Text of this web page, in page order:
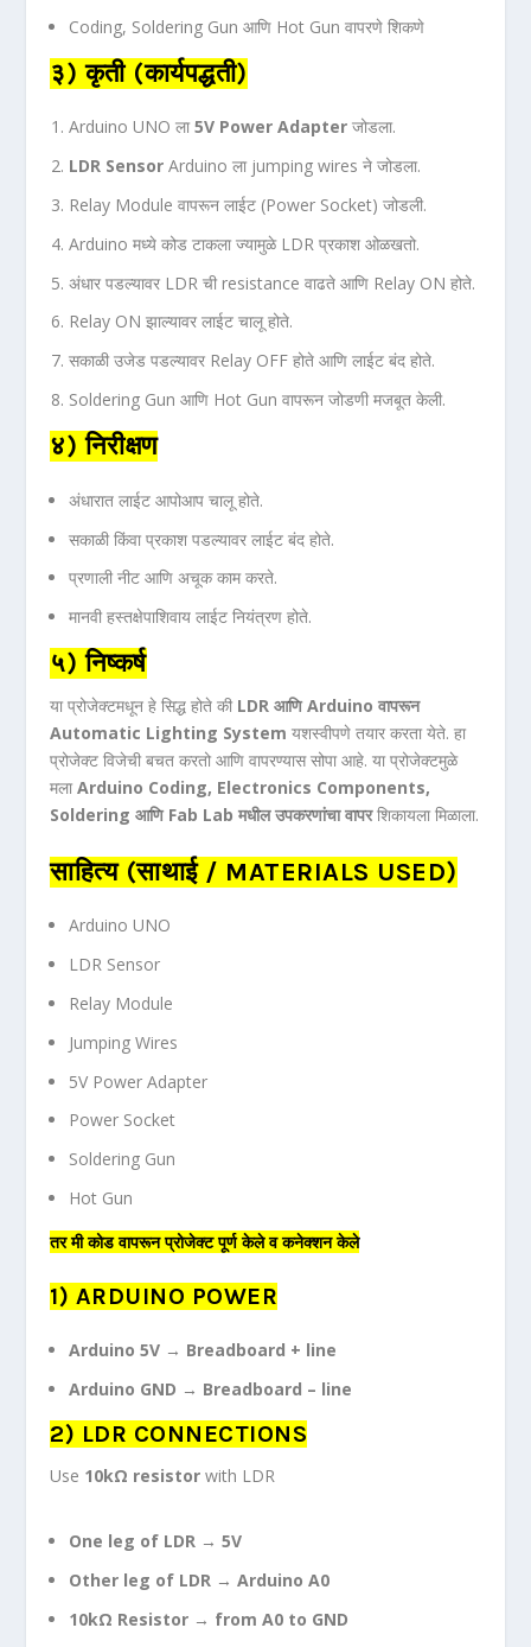
Coding, Soldering Gun आणि Hot Gun वापरणे शिकणे
३) कृती (कार्यपद्धती)
Arduino UNO ला5V Power Adapter जोडला.
LDR Sensor Arduino ला jumping wires ने जोडला.
Relay Module वापरून लाईट (Power Socket) जोडली.
Arduino मध्ये कोड टाकला ज्यामुळे LDR प्रकाश ओळखतो.
अंधार पडल्यावर LDR ची resistance वाढते आणि Relay ON होते.
Relay ON झाल्यावर लाईट चालू होते.
सकाळी उजेड पडल्यावर Relay OFF होते आणि लाईट बंद होते.
Soldering Gun आणि Hot Gun वापरून जोडणी मजबूत केली.
४) निरीक्षण
अंधारात लाईट आपोआप चालू होते.
सकाळी किंवा प्रकाश पडल्यावर लाईट बंद होते.
प्रणाली नीट आणि अचूक काम करते.
मानवी हस्तक्षेपाशिवाय लाईट नियंत्रण होते.
५) निष्कर्ष
या प्रोजेक्टमधून हे सिद्ध होते की LDR आणि Arduino वापरून
Automatic Lighting System यशस्वीपणे तयार करता येते. हा
प्रोजेक्ट विजेची बचत करतो आणि वापरण्यास सोपा आहे. या प्रोजेक्टमुळे
मलाArduino Coding, Electronics Components,
Soldering आणि Fab Lab मधील उपकरणांचा वापरशिकायला मिळाला.
साहित्य (साथाई / MATERIALS USED)
Arduino UNO
LDR Sensor
Relay Module
Jumping Wires
5V Power Adapter
Power Socket
Soldering Gun
Hot Gun
तर मी कोड वापरून प्रोजेक्ट पूर्ण केले व कनेक्शन केले
1) ARDUINO POWER
Arduino 5V → Breadboard + line
Arduino GND → Breadboard – line
2) LDR CONNECTIONS
Use 10kΩ resistor with LDR
One leg of LDR → 5V
Other leg of LDR → Arduino A0
10kΩ Resistor → from A0 to GND